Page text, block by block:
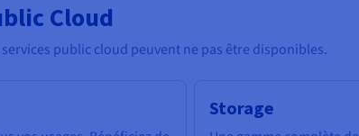
Cloud
public cloud peuvent ne pas être disponibles.
Storage